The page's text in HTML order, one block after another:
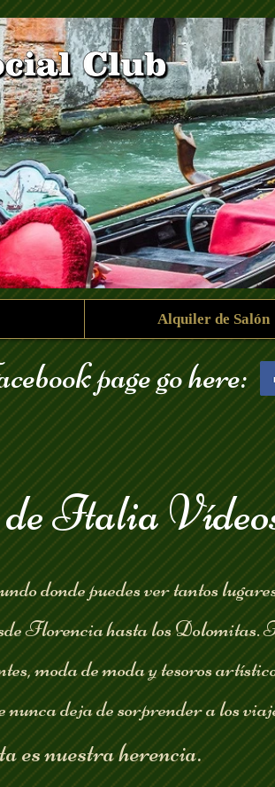
Alquiler de Salón
page go here:
Italia
donde puedes ver tantos
Florencia hasta los Dolomitas.
moda de moda y tesoros
nunca deja de sorprender a los
es nuestra herencia.